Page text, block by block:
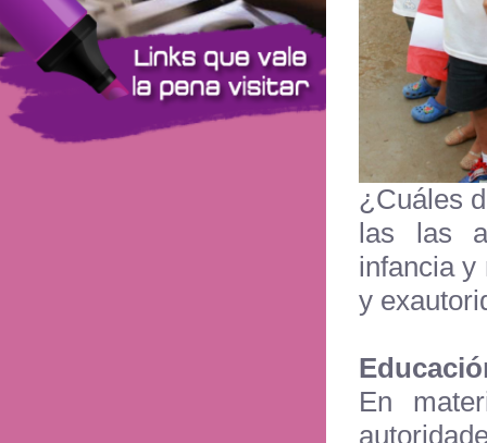
¿Cuáles
las las
infancia y
y
En